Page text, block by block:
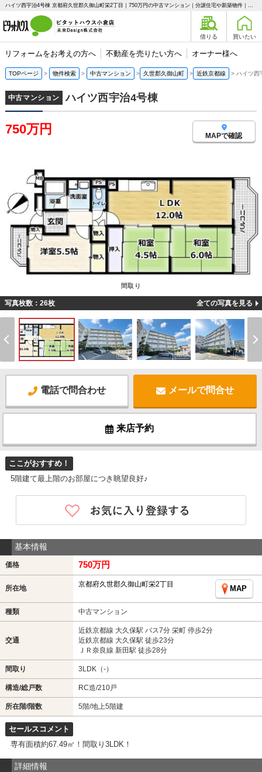
ハイツ西宇治4号棟 京都府久世郡久御山町栄2丁目｜750万円の中古マンション｜分譲住宅や新築物件｜ピタットハウス小倉店 未来Design株式会社
借りる 買いたい
リフォームをお考えの方へ 不動産を売りたい方へ オーナー様へ
TOPページ 物件検索 中古マンション 久世郡久御山町 近鉄京都線 ハイツ西
中古マンション ハイツ西宇治4号棟
750万円 MAPで確認
間取り
写真枚数：26枚 全ての写真を見る
電話で問合わせ メールで問合せ
来店予約
ここがおすすめ！
5階建て最上階のお部屋につき眺望良好♪
基本情報
価格 750万円
所在地 京都府久世郡久御山町栄2丁目
MAP
種類 中古マンション
交通
近鉄京都線 大久保駅 バス7分 栄町 停歩2分
近鉄京都線 大久保駅 徒歩23分
ＪＲ奈良線 新田駅 徒歩28分
間取り 3LDK（-）
構造/総戸数 RC造/210戸
所在階/階数 5階/地上5階建
セールスコメント
専有面積約67.49㎡！間取り3LDK！
詳細情報